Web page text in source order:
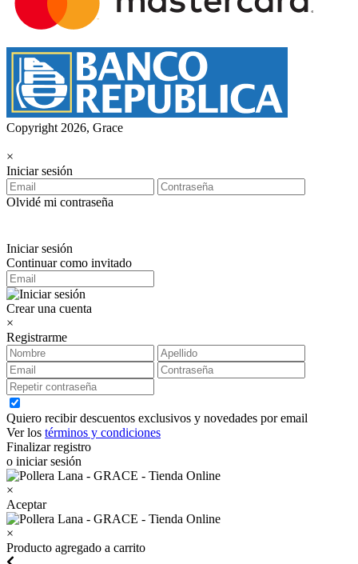
Copyright 2026, Grace
×
Iniciar sesión
Olvidé mi contraseña
Iniciar sesión
Continuar como invitado
Crear una cuenta
×
Registrarme
Quiero recibir descuentos exclusivos y novedades por email
Ver los términos y condiciones
Finalizar registro
o iniciar sesión
×
Aceptar
×
Producto agregado a carrito